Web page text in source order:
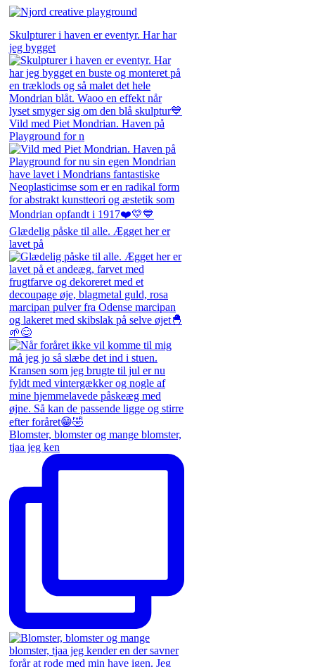
Skulpturer i haven er eventyr. Har har
jeg bygget
Vild med Piet Mondrian. Haven på
Playground for n
Glædelig påske til alle. Ægget her er
lavet på
Blomster, blomster og mange blomster,
tjaa jeg ken